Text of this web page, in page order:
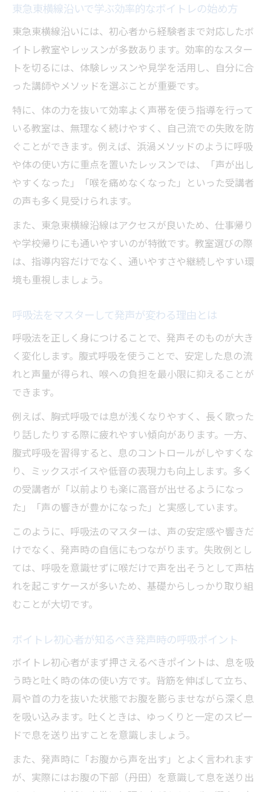
レ
浜渦ボイトレ実践で感じる声帯の変化とは
浜渦メソッドが選ばれる発声理論のポイン
ト
ボイトレでお腹から響くイケボに近づく秘訣
ボイトレでお腹から響く発声の仕組みを解
説
イケボを目指すための呼吸法とボイトレの
実践
お腹から声を出すボイトレ練習の効果と魅
力
ボイトレで低音が響くイケボになる方法
体の力を抜いて魅力を引き出す発声テクニ
ック
カラオケで輝くための呼吸法と発声のコツ
カラオケで差がつく発声とボイトレの組み
合わせ
カラオケで映える声を作るボイトレ練習法
ボイトレ初心者が実践するカラオケ発声の
工夫
自然体でもしっかり出る声を手に入れる方法
ボイトレで自然体の発声を身につけるコツ
自然体でも響く声を作るボイトレの練習法
体の力を抜くことで安定する発声のポイン
ト
東急東横線沿いで学ぶ効率的なボイトレの始め方
東急東横線沿いには、初心者から経験者まで対応したボ
イトレ教室やレッスンが多数あります。効率的なスター
トを切るには、体験レッスンや見学を活用し、自分に合
った講師やメソッドを選ぶことが重要です。
特に、体の力を抜いて効率よく声帯を使う指導を行って
いる教室は、無理なく続けやすく、自己流での失敗を防
ぐことができます。例えば、浜渦メソッドのように呼吸
や体の使い方に重点を置いたレッスンでは、「声が出し
やすくなった」「喉を痛めなくなった」といった受講者
の声も多く見受けられます。
また、東急東横線沿線はアクセスが良いため、仕事帰り
や学校帰りにも通いやすいのが特徴です。教室選びの際
は、指導内容だけでなく、通いやすさや継続しやすい環
境も重視しましょう。
呼吸法をマスターして発声が変わる理由とは
呼吸法を正しく身につけることで、発声そのものが大き
く変化します。腹式呼吸を使うことで、安定した息の流
れと声量が得られ、喉への負担を最小限に抑えることが
できます。
例えば、胸式呼吸では息が浅くなりやすく、長く歌った
り話したりする際に疲れやすい傾向があります。一方、
腹式呼吸を習得すると、息のコントロールがしやすくな
り、ミックスボイスや低音の表現力も向上します。多く
の受講者が「以前よりも楽に高音が出せるようになっ
た」「声の響きが豊かになった」と実感しています。
このように、呼吸法のマスターは、声の安定感や響きだ
けでなく、発声時の自信にもつながります。失敗例とし
ては、呼吸を意識せずに喉だけで声を出そうとして声枯
れを起こすケースが多いため、基礎からしっかり取り組
むことが大切です。
ボイトレ初心者が知るべき発声時の呼吸ポイント
ボイトレ初心者がまず押さえるべきポイントは、息を吸
う時と吐く時の体の使い方です。背筋を伸ばして立ち、
肩や首の力を抜いた状態でお腹を膨らませながら深く息
を吸い込みます。吐くときは、ゆっくりと一定のスピー
ドで息を送り出すことを意識しましょう。
また、発声時に「お腹から声を出す」とよく言われます
が、実際にはお腹の下部（丹田）を意識して息を送り出